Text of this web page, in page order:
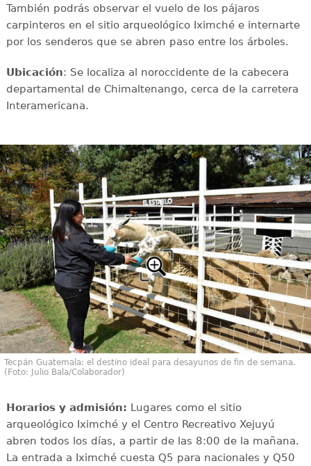
También podrás observar el vuelo de los pájaros
carpinteros en el sitio arqueológico Iximché e internarte
por los senderos que se abren paso entre los árboles.
Ubicación: Se localiza al noroccidente de la cabecera
departamental de Chimaltenango, cerca de la carretera
Interamericana.
Tecpán Guatemala: el destino ideal para desayunos de fin de semana.
(Foto: Julio Bala/Colaborador)
Horarios y admisión: Lugares como el sitio
arqueológico Iximché y el Centro Recreativo Xejuyú
abren todos los días, a partir de las 8:00 de la mañana.
La entrada a Iximché cuesta Q5 para nacionales y Q50